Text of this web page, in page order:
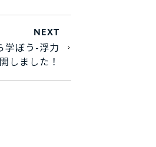
NEXT
学ぼう-浮力
しました！